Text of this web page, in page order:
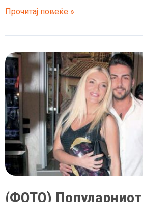
(ВИДЕО)
ОД
50.000
ЕВРА
–
На
кого
Милица
Павловиќ
му
порача
дека
„Опериран
Прочитај повеќе »
(ФОТО) Популарниот